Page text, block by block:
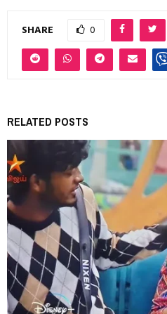
SHARE 0
RELATED POSTS